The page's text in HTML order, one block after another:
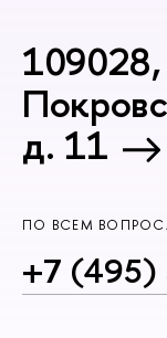
д. 11
ПО ВСЕМ
+7 (495)